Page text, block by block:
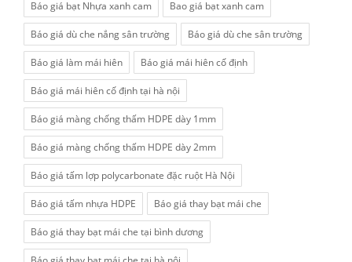
Báo giá bạt Nhựa xanh cam Bao giá bạt xanh cam
Báo giá dù che nắng sân trường Báo giá dù che sân trường
Báo giá làm mái hiên Báo giá mái hiên cố định
Báo giá mái hiên cố định tại hà nội
Báo giá màng chống thấm HDPE dày 1mm
Báo giá màng chống thấm HDPE dày 2mm
Báo giá tấm lợp polycarbonate đặc ruột Hà Nội
Báo giá tấm nhựa HDPE Báo giá thay bạt mái che
Báo giá thay bạt mái che tại bình dương